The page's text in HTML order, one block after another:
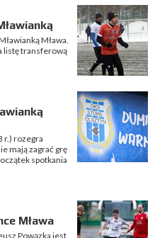
Mława.
listę transferową
r.) rozegra
mają zagrać grę
spotkania
Mława
Powązka jest